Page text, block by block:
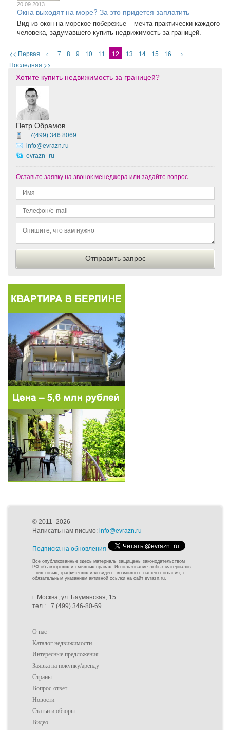
20.09.2013
Окна выходят на море? За это придется заплатить
Вид из окон на морское побережье – мечта практически каждого
человека, задумавшего купить недвижимость за границей.
<< Первая ← 7 8 9 10 11 12 13 14 15 16
→
Последняя >>
Хотите купить недвижимость за границей?
Петр Обрамов
+7(499) 346 8069
info@evrazn.ru
evrazn_ru
Оставьте заявку на звонок менеджера или задайте вопрос
© 2011–2026
Написать нам письмо: info@evrazn.ru
Подписка на обновления
Все опубликованные здесь материалы защищены законодательством
РФ об авторских и смежных правах. Использование любых материалов
- текстовых, графических или видео - возможно с нашего согласия, с
обязательным указанием активной ссылки на сайт evrazn.ru.
г. Москва, ул. Бауманская, 15
тел.: +7 (499) 346-80-69
О нас
Каталог недвижимости
Интересные предложения
Заявка на покупку/аренду
Страны
Вопрос-ответ
Новости
Статьи и обзоры
Видео